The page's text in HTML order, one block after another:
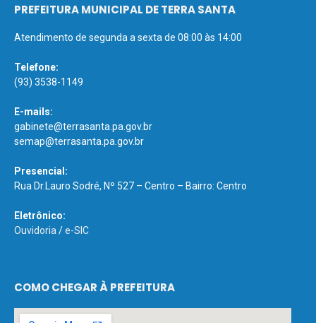
PREFEITURA MUNICIPAL DE TERRA SANTA
Atendimento de segunda a sexta de 08:00 às 14:00
Telefone:
(93) 3538-1149
E-mails:
gabinete@terrasanta.pa.gov.br
semap@terrasanta.pa.gov.br
Presencial:
Rua Dr.Lauro Sodré, Nº 527 – Centro – Bairro: Centro
Eletrônico:
Ouvidoria /e-SIC
COMO CHEGAR À PREFEITURA